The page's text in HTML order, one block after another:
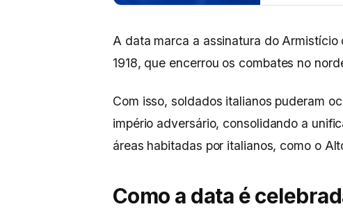
A data marca a assinatura do
1918, que encerrou os combates no
Com isso, soldados italianos puderam
império adversário, consolidando a
áreas habitadas por italianos, como o
Como a data é